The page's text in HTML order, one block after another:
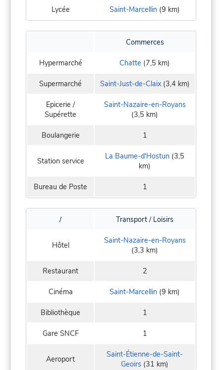
Lycée Saint-Marcellin (9 km)
Commerces
Hypermarché Chatte (7,5 km)
Supermarché Saint-Just-de-Claix(3,4 km)
Epicerie /
Supérette
Saint-Nazaire-en-Royans
(3,5 km)
Boulangerie 1
Station service La Baume-d'Hostun (3,5
km)
Bureau de Poste 1
/ Transport / Loisirs
Hôtel
Saint-Nazaire-en-Royans
(3,3 km)
Restaurant 2
Cinéma Saint-Marcellin (9 km)
Bibliothèque 1
Gare SNCF 1
Aeroport
Saint-Étienne-de-Saint-
Geoirs (31 km)